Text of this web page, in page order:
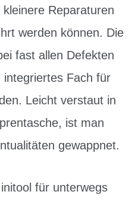
Reparaturen
werden können. Die
fast allen Defekten
Fach für
Leicht verstaut in
ist man
gewappnet.
für unterwegs